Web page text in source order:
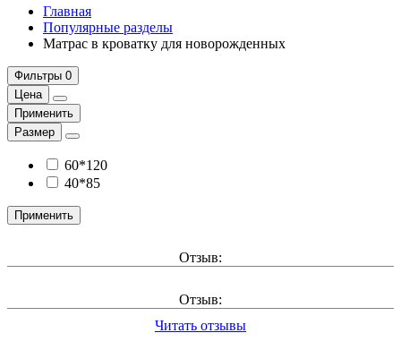
Главная
Популярные разделы
Матрас в кроватку для новорожденных
Фильтры 0
Цена
Применить
Размер
60*120
40*85
Применить
Отзыв:
Отзыв:
Читать отзывы